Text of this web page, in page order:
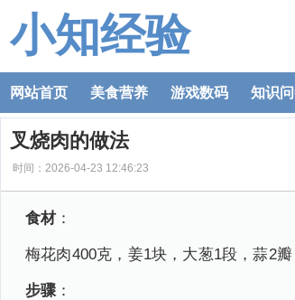
小知经验
网站首页 美食营养 游戏数码 知识
叉烧肉的做法
时间：2026-04-23 12:46:23
食材：
梅花肉400克，姜1块，大葱1段，蒜2
步骤：